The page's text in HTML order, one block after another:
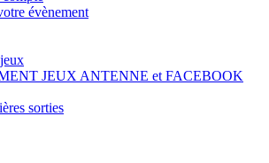
évènement
JEUX ANTENNE et FACEBOOK
sorties